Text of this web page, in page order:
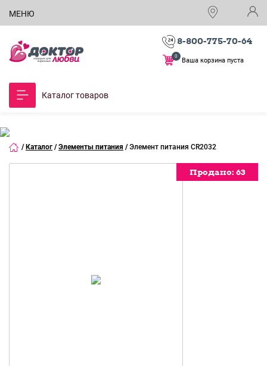
МЕНЮ
8-800-775-70-64
Ваша корзина пуста
0
Каталог товаров
/ Каталог / Элементы питания / Элемент питания CR2032
Продано: 63
Продано: 63